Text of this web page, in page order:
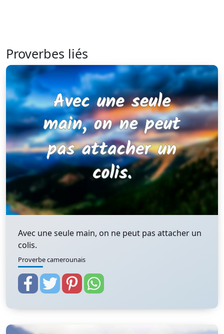
Proverbes liés
Avec une seule main, on ne peut pas attacher un
colis.
Proverbe camerounais